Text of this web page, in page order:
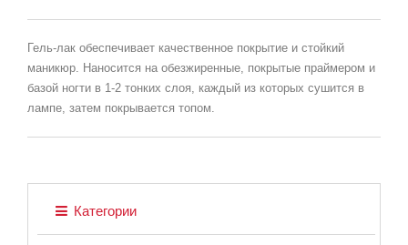
Гель-лак обеспечивает качественное покрытие и стойкий
маникюр. Наносится на обезжиренные, покрытые праймером и
базой ногти в 1-2 тонких слоя, каждый из которых сушится в
лампе, затем покрывается топом.
Категории